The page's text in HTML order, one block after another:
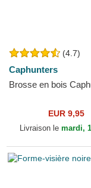
(4.7)
Caphunters
Brosse en bois
EUR 9,95
Livraison le mardi,